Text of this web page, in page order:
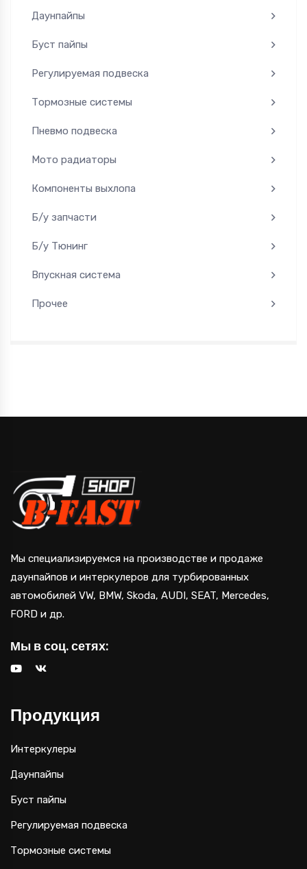
Даунпайпы
Буст пайпы
Регулируемая подвеска
Тормозные системы
Пневмо подвеска
Мото радиаторы
Компоненты выхлопа
Б/у запчасти
Б/у Тюнинг
Впускная система
Прочее
Мы специализируемся на производстве и продаже
даунпайпов и интеркулеров для турбированных
автомобилей VW, BMW, Skoda, AUDI, SEAT, Mercedes,
FORD и др.
Мы в соц. сетях:
Продукция
Интеркулеры
Даунпайпы
Буст пайпы
Регулируемая подвеска
Тормозные системы